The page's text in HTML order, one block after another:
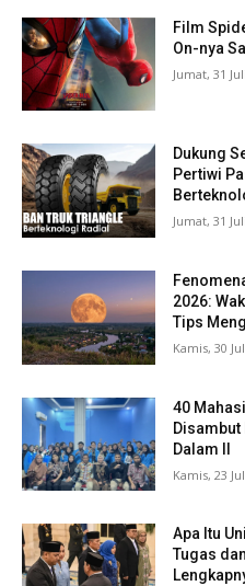
Film
On-nya
Jumat, 31
Dukung
Pertiwi
Jumat, 31
2026:
Tips
Kamis, 30
40
Disambut
Dalam II
Kamis, 23
Apa Itu
Tugas